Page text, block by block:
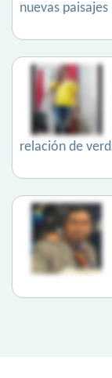
nuevas paisajes
relación de